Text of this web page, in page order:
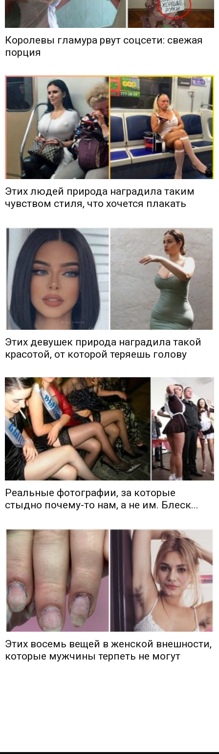
Королевы гламура рвут соцсети: свежая
порция
Этих людей природа наградила таким
чувством стиля, что хочется плакать
Этих девушек природа наградила такой
красотой, от которой теряешь голову
Реальные фотографии, за которые
стыдно почему-то нам, а не им. Блеск...
Этих восемь вещей в женской внешности,
которые мужчины терпеть не могут